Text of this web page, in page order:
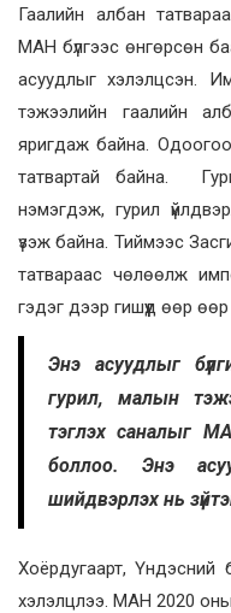
Гаалийн албан
МАН бүлгээс өнгөрсөн
асуудлыг хэлэлцсэн.
тэжээлийн гаалийн
яригдаж байна.
татвартай байна.
нэмэгдэж, гурил
үзэж байна. Тиймээс
татвараас чөлөөлж
гэдэг дээр гишүүд өөр
Энэ асуудлыг
гурил, малын
тэглэх саналыг
боллоо. Энэ
шийдвэрлэх нь
Хоёрдугаарт, Үндэсний
хэлэлцлээ. МАН 2020